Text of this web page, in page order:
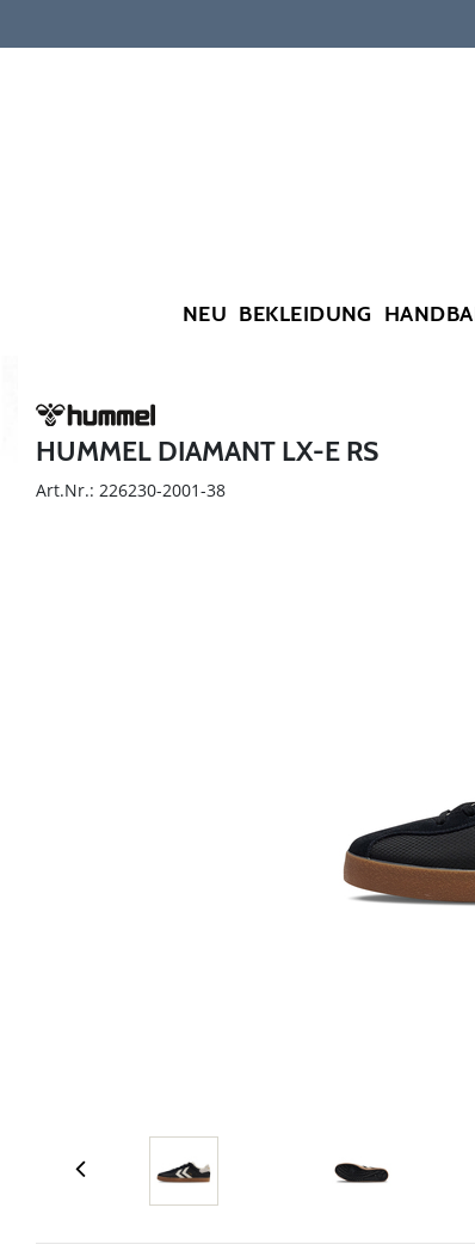
NEU BEKLEIDUNG
HUMMEL DIAMANT LX-E RS
Art.Nr.: 226230-2001-38